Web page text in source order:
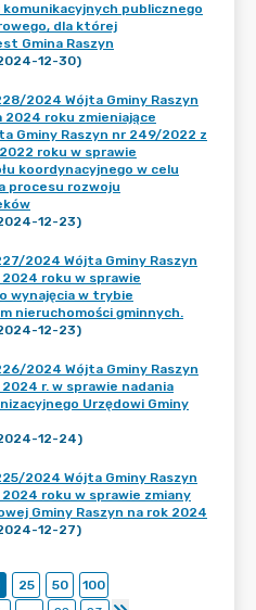
publicznego
dla której
Gmina Raszyn
12-30)
2024 Wójta Gminy Raszyn
2024 roku zmieniające
Gminy Raszyn nr 249/2022 z
roku w sprawie
koordynacyjnego w celu
procesu rozwoju
12-23)
2024 Wójta Gminy Raszyn
2024 roku w sprawie
wynajęcia w trybie
nieruchomości gminnych.
12-23)
2024 Wójta Gminy Raszyn
2024 r. w sprawie nadania
Urzędowi Gminy
12-24)
2024 Wójta Gminy Raszyn
2024 roku w sprawie zmiany
Gminy Raszyn na rok 2024
12-27)
25 50
100